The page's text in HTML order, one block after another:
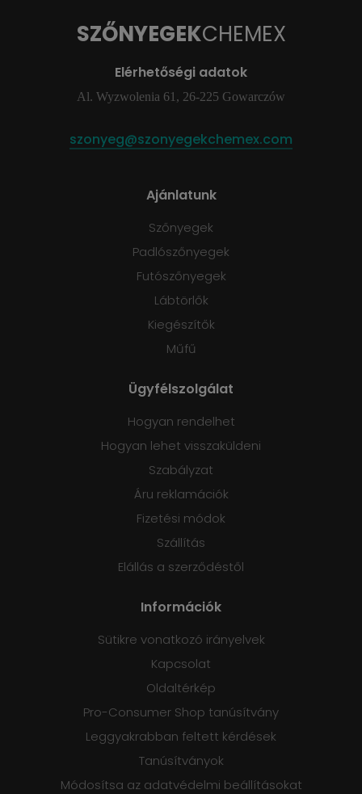
SZŐNYEGEKCHEMEX
Elérhetőségi adatok
Al. Wyzwolenia 61, 26-225 Gowarczów
szonyeg@szonyegekchemex.com
Ajánlatunk
Szőnyegek
Padlószőnyegek
Futószőnyegek
Lábtörlők
Kiegészítők
Műfű
Ügyfélszolgálat
Hogyan rendelhet
Hogyan lehet visszaküldeni
Szabályzat
Áru reklamációk
Fizetési módok
Szállítás
Elállás a szerződéstől
Információk
Sütikre vonatkozó irányelvek
Kapcsolat
Oldaltérkép
Pro-Consumer Shop tanúsítvány
Leggyakrabban feltett kérdések
Tanúsítványok
Módosítsa az adatvédelmi beállításokat